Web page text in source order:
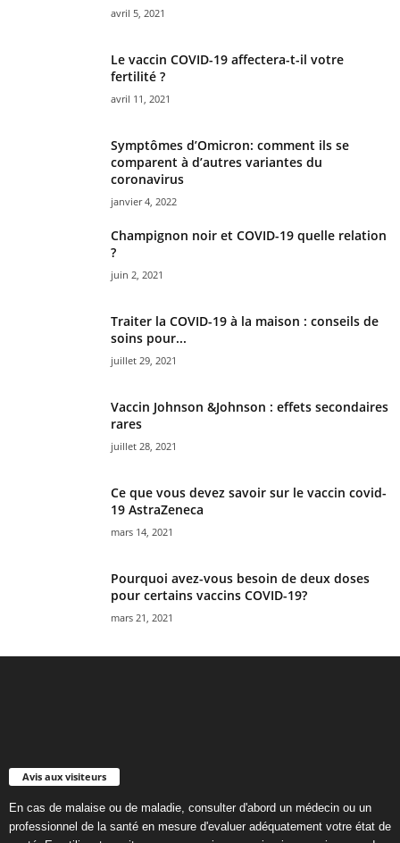
avril 5, 2021
Le vaccin COVID-19 affectera-t-il votre
fertilité ?
avril 11, 2021
Symptômes d’Omicron: comment ils se
comparent à d’autres variantes du
coronavirus
janvier 4, 2022
Champignon noir et COVID-19 quelle relation
?
juin 2, 2021
Traiter la COVID-19 à la maison : conseils de
soins pour...
juillet 29, 2021
Vaccin Johnson &Johnson : effets secondaires
rares
juillet 28, 2021
Ce que vous devez savoir sur le vaccin covid-
19 AstraZeneca
mars 14, 2021
Pourquoi avez-vous besoin de deux doses
pour certains vaccins COVID-19?
mars 21, 2021
Avis aux visiteurs
En cas de malaise ou de maladie, consulter d'abord un médecin ou un
professionnel de la santé en mesure d'evaluer adéquatement votre état de